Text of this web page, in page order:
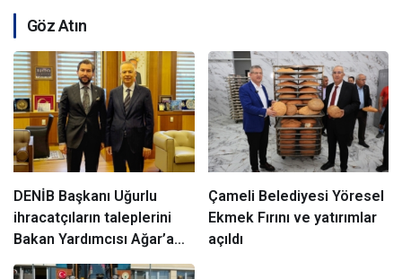
Göz Atın
DENİB Başkanı Uğurlu
ihracatçıların taleplerini
Bakan Yardımcısı Ağar’a
aktardı
Çameli Belediyesi Yöresel
Ekmek Fırını ve yatırımlar
açıldı